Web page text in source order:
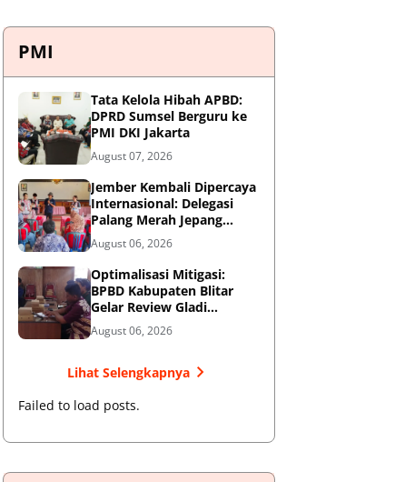
PMI
Tata Kelola Hibah APBD:
DPRD Sumsel Berguru ke
PMI DKI Jakarta
August 07, 2026
Jember Kembali Dipercaya
Internasional: Delegasi
Palang Merah Jepang
Perkuat Kesiapsiagaan
Bencana di Kawasan
Pesisir dan Sekolah
August 06, 2026
Optimalisasi Mitigasi:
BPBD Kabupaten Blitar
Gelar Review Gladi
Kontinjensi Erupsi Gunung
Kelud
August 06, 2026
Lihat Selengkapnya
Failed to load posts.